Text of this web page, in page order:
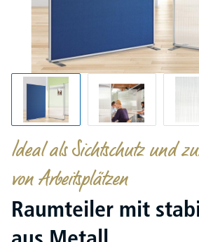
Ideal als Sichtschutz und
von Arbeitsplätzen
Raumteiler mit